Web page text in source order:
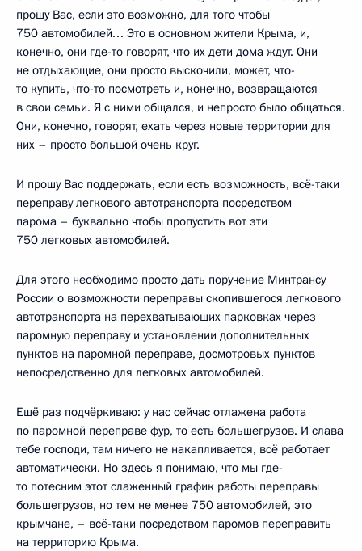
прошу Вас, если это возможно, для того чтобы
750 автомобилей… Это в основном жители Крыма, и,
конечно, они где-то говорят, что их дети дома ждут. Они
не отдыхающие, они просто выскочили, может, что-
то купить, что-то посмотреть и, конечно, возвращаются
в свои семьи. Я с ними общался, и непросто было общаться.
Они, конечно, говорят, ехать через новые территории для
них – просто большой очень круг.
И прошу Вас поддержать, если есть возможность, всё-таки
переправу легкового автотранспорта посредством
парома – буквально чтобы пропустить вот эти
750 легковых автомобилей.
Для этого необходимо просто дать поручение Минтрансу
России о возможности переправы скопившегося легкового
автотранспорта на перехватывающих парковках через
паромную переправу и установлении дополнительных
пунктов на паромной переправе, досмотровых пунктов
непосредственно для легковых автомобилей.
Ещё раз подчёркиваю: у нас сейчас отлажена работа
по паромной переправе фур, то есть большегрузов. И слава
тебе господи, там ничего не накапливается, всё работает
автоматически. Но здесь я понимаю, что мы где-
то потесним этот слаженный график работы переправы
большегрузов, но тем не менее 750 автомобилей, это
крымчане, – всё-таки посредством паромов переправить
на территорию Крыма.